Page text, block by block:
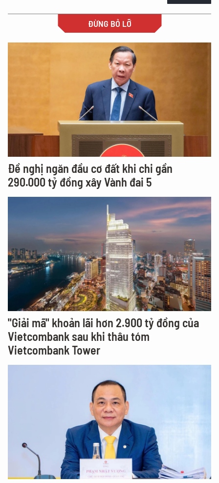
ĐỪNG BỎ LỠ
Đề nghị ngăn đầu cơ đất khi chi gần
290.000 tỷ đồng xây Vành đai 5
"Giải mã" khoản lãi hơn 2.900 tỷ đồng của
Vietcombank sau khi thâu tóm
Vietcombank Tower